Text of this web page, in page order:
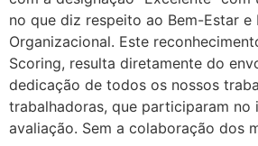
no que diz respeito ao Bem-Estar e
Organizacional. Este
Scoring, resulta diretamente do
dedicação de todos os nossos
trabalhadoras, que participaram no
avaliação. Sem a colaboração dos